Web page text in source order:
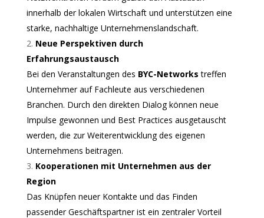
innerhalb der lokalen Wirtschaft und unterstützen eine
starke, nachhaltige Unternehmenslandschaft.
Neue Perspektiven durch
Erfahrungsaustausch
Bei den Veranstaltungen des BYC-Networks treffen
Unternehmer auf Fachleute aus verschiedenen
Branchen. Durch den direkten Dialog können neue
Impulse gewonnen und Best Practices ausgetauscht
werden, die zur Weiterentwicklung des eigenen
Unternehmens beitragen.
Kooperationen mit Unternehmen aus der
Region
Das Knüpfen neuer Kontakte und das Finden
passender Geschäftspartner ist ein zentraler Vorteil